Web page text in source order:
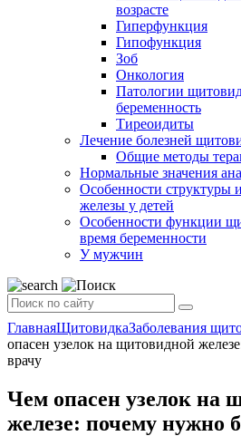
возрасте
Гиперфункция
Гипофункция
Зоб
Онкология
Патологии
беременность
Тиреоидиты
Лечение болезней
Общие методы
Нормальные значения
Особенности
железы у детей
Особенности функции
время беременности
У мужчин
ГлавнаяЩитовидкаЗаболевания
опасен узелок на щитовидной
врачу
Чем опасен узелок на
железе: почему нужно